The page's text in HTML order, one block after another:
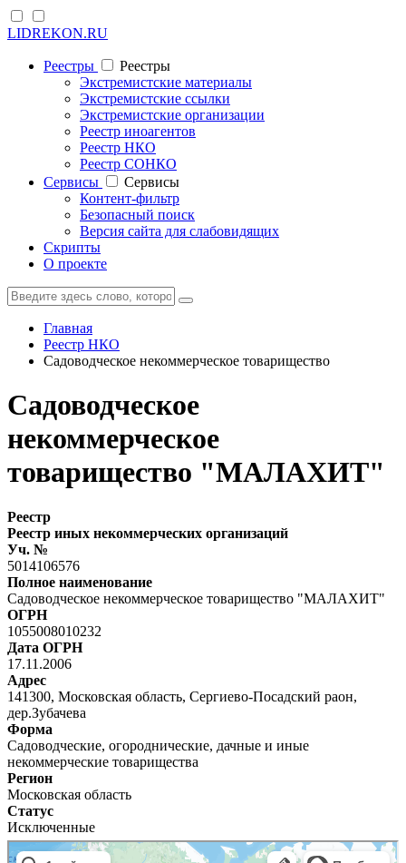
LIDREKON.RU
Реестры
Реестры
Экстремистские материалы
Экстремистские ссылки
Экстремистские организации
Реестр иноагентов
Реестр НКО
Реестр СОНКО
Cервисы
Cервисы
Контент-фильтр
Безопасный поиск
Версия сайта для слабовидящих
Скрипты
О проекте
Главная
Реестр НКО
Садоводческое некоммерческое товарищество
Садоводческое
некоммерческое
товарищество "МАЛАХИТ"
Реестр
Реестр иных некоммерческих организаций
Уч. №
5014106576
Полное наименование
Садоводческое некоммерческое товарищество "МАЛАХИТ"
ОГРН
1055008010232
Дата ОГРН
17.11.2006
Адрес
141300, Московская область, Сергиево-Посадский раон,
дер.Зубачева
Форма
Садоводческие, огороднические, дачные и иные
некоммерческие товарищества
Регион
Московская область
Статус
Исключенные